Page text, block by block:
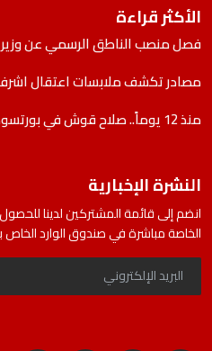
الأكثر قراءة
فصل منصب الناطق الرسمي عن وزير
مصادر تكشف ملابسات اعتقال اشرف
منذ 12 يوماً.. صلاح قوش في بورتسودان
النشرة الإخبارية
انضم إلى قائمة المشتركين لدينا
الخاصة مباشرة في صندوق الوارد